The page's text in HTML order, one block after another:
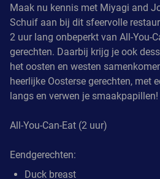
Maak nu kennis met Miyagi and
Schuif aan bij dit sfeervolle
2 uur lang onbeperkt van All-You-
gerechten. Daarbij krijg je ook
het oosten en westen
heerlijke Oosterse gerechten, met
langs en verwen je smaakpapillen!
All-You-Can-Eat (2 uur)
Eendgerechten:
Duck breast